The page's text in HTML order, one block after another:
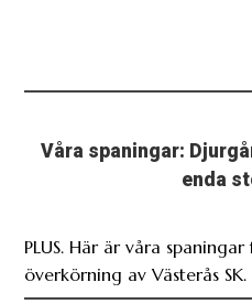
Våra spaningar:
enda
PLUS. Här är våra
överkörning av Västerås SK.